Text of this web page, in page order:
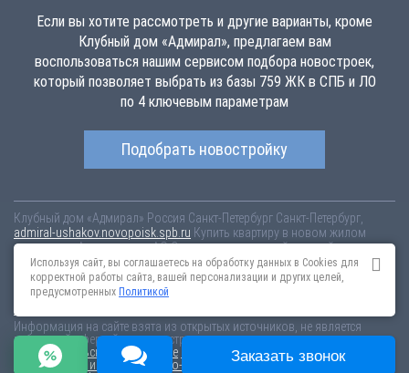
Если вы хотите рассмотреть и другие варианты, кроме
Клубный дом «Адмирал», предлагаем вам
воспользоваться нашим сервисом подбора новостроек,
который позволяет выбрать из базы 759 ЖК в СПБ и ЛО
по 4 ключевым параметрам
Подобрать новостройку
Клубный дом «Адмирал» Россия Санкт-Петербург Санкт-Петербург,
admiral-ushakov.novopoisk.spb.ru Купить квартиру в новом жилом
комплексе «Адмирал» от «АО Специализированный застройщик
«Строительный трест»» в Василеостровском районе. Квартиры
различных планировок от 7.24 млн рублей!
Информация на сайте взята из открытых источников, не является
публичной офертой и распространяется для ознакомления.
Пользовательское соглашение
Соглашение о размещении
Пояснение об информационно-рекламном характере сведений
Используя сайт, вы соглашаетесь на обработку данных в Cookies для
корректной работы сайта, вашей персонализации и других целей,
предусмотренных Политикой
Заказать звонок